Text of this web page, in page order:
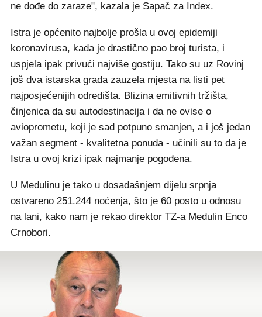
ne dođe do zaraze", kazala je Sapač za Index.
Istra je općenito najbolje prošla u ovoj epidemiji
koronavirusa, kada je drastično pao broj turista, i
uspjela ipak privući najviše gostiju. Tako su uz Rovinj
još dva istarska grada zauzela mjesta na listi pet
najposjećenijih odredišta. Blizina emitivnih tržišta,
činjenica da su autodestinacija i da ne ovise o
avioprometu, koji je sad potpuno smanjen, a i još jedan
važan segment - kvalitetna ponuda - učinili su to da je
Istra u ovoj krizi ipak najmanje pogođena.
U Medulinu je tako u dosadašnjem dijelu srpnja
ostvareno 251.244 noćenja, što je 60 posto u odnosu
na lani, kako nam je rekao direktor TZ-a Medulin Enco
Crnobori.